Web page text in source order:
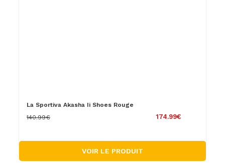
La Sportiva Akasha Ii Shoes Rouge
174.99€
140.99€
VOIR LE PRODUIT